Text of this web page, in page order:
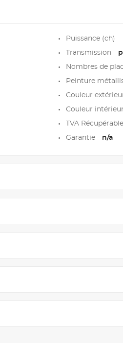
Puissance (ch)
Transmission
Nombres de
Peinture
Couleur
Couleur
TVA Récupérable
Garantie n/a